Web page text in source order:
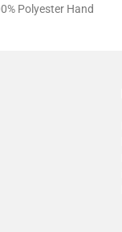
Polyester Hand